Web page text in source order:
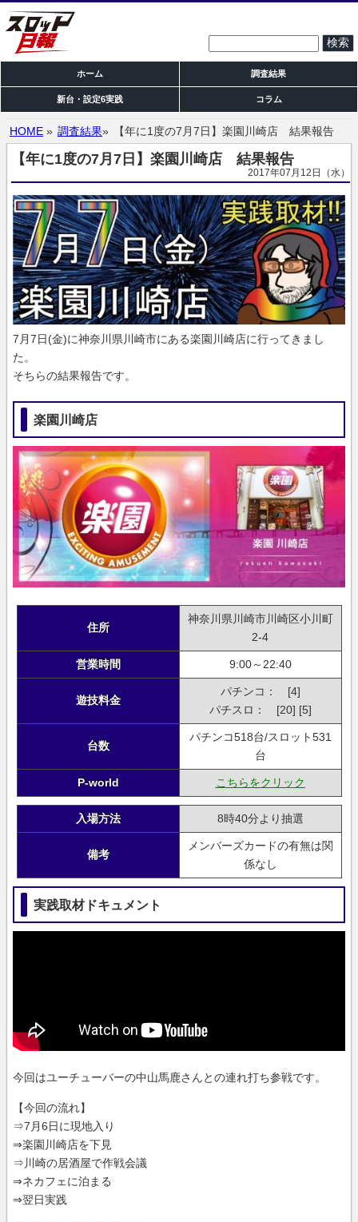
検索:
ホーム 調査結果
新台・設定6実践 コラム
HOME» 調査結果» 【年に1度の7月7日】楽園川崎店 結果報告
【年に1度の7月7日】楽園川崎店 結果報告
2017年07月12日（水）
7月7日(金)に神奈川県川崎市にある楽園川崎店に行ってきまし
た。
そちらの結果報告です。
楽園川崎店
住所
神奈川県川崎市川崎区小川町
2-4
営業時間 9:00～22:40
遊技料金
パチンコ： [4]
パチスロ： [20] [5]
台数
パチンコ518台/スロット531
台
P-world こちらをクリック
入場方法 8時40分より抽選
備考
メンバーズカードの有無は関
係なし
実践取材ドキュメント
今回はユーチューバーの中山馬鹿さんとの連れ打ち参戦です。
【今回の流れ】
⇒7月6日に現地入り
⇒楽園川崎店を下見
⇒川崎の居酒屋で作戦会議
⇒ネカフェに泊まる
⇒翌日実践